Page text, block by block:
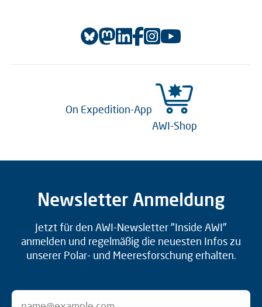
On Expedition-App
AWI-Shop
Newsletter Anmeldung
Jetzt für den AWI-Newsletter "Inside AWI"
anmelden und regelmäßig die neuesten Infos zu
unserer Polar- und Meeresforschung erhalten.